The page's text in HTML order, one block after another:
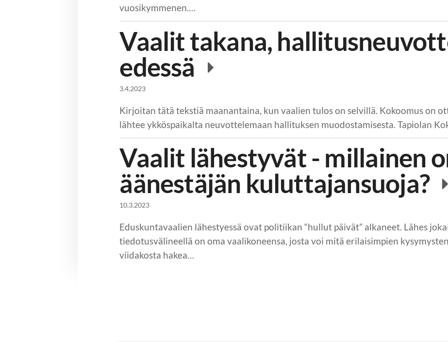
vuosikymmenen.…
Vaalit takana,
edessä
3.4.2023
Kirjoitan tätä tekstiä maanantaina, kun vaalien tulos on selvillä. Kokoomus on
lähtee ykköspaikalta neuvottelemaan hallituksen muodostamisesta. Tapiolan
Vaalit lähestyvät - millainen
äänestäjän kuluttajansuoja?
10.3.2023
Eduskuntavaalien lähestyessä ovat politiikan “hullut päivät” alkaneet. Lähes
tiedotusvälineellä on oma vaalikoneensa, josta voi mitä erilaisimpien
viidakosta hakea…